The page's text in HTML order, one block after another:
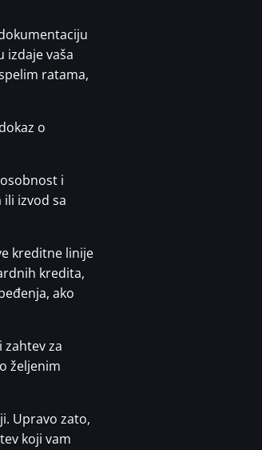
vaša
ratama,
o
i
izvod sa
kreditne linije
kredita,
ako
za
željenim
Upravo zato,
koji vam